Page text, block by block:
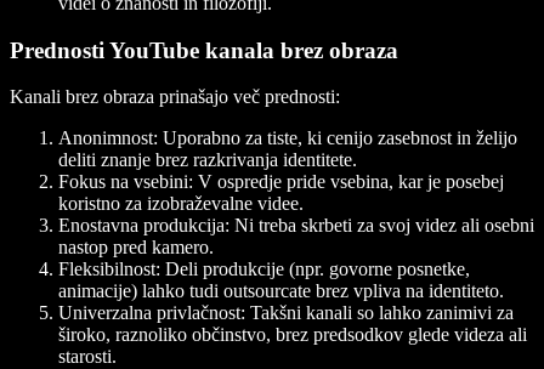
Prednosti YouTube kanala brez obraza
Kanali brez obraza prinašajo več prednosti:
Anonimnost: Uporabno za tiste, ki cenijo zasebnost in želijo
deliti znanje brez razkrivanja identitete.
Fokus na vsebini: V ospredje pride vsebina, kar je posebej
koristno za izobraževalne videe.
Enostavna produkcija: Ni treba skrbeti za svoj videz ali osebni
nastop pred kamero.
Fleksibilnost: Deli produkcije (npr. govorne posnetke,
animacije) lahko tudi outsourcate brez vpliva na identiteto.
Univerzalna privlačnost: Takšni kanali so lahko zanimivi za
široko, raznoliko občinstvo, brez predsodkov glede videza ali
starosti.